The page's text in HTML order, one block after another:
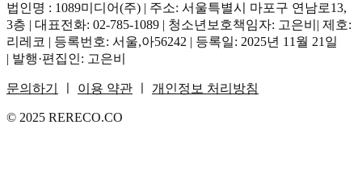
법인명 : 1089미디어(주) | 주소: 서울특별시 마포구 연남로13,
3층 | 대표전화: 02-785-1089 | 청소년보호책임자: 고은비| 제호:
리레코 | 등록번호: 서울,아56242 | 등록일: 2025년 11월 21일
| 발행·편집인: 고은비
문의하기 이용 약관 개인정보 처리방침
© 2025 RERECO.CO